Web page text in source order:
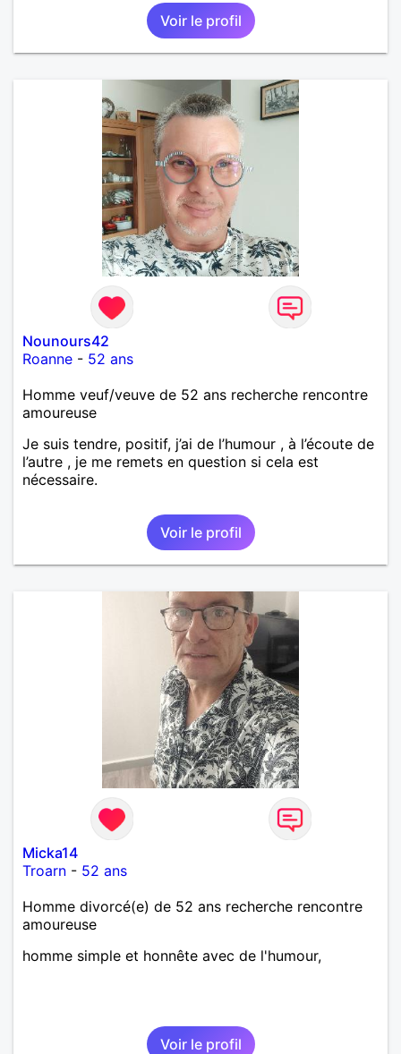
Voir le profil
Nounours42
Roanne - 52 ans
Homme veuf/veuve de 52 ans recherche rencontre
amoureuse
Je suis tendre, positif, j’ai de l’humour , à l’écoute de
l’autre , je me remets en question si cela est
nécessaire.
Voir le profil
Micka14
Troarn - 52 ans
Homme divorcé(e) de 52 ans recherche rencontre
amoureuse
homme simple et honnête avec de l'humour,
Voir le profil